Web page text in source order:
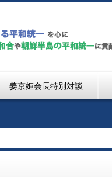
姜京姫会長特別対談